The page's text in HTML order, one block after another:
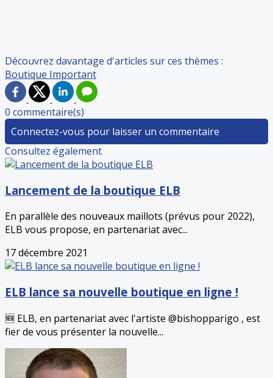
Découvrez davantage d'articles sur ces thèmes :
Boutique Important
0 commentaire(s)
Connectez-vous pour laisser un commentaire
Consultez également
Lancement de la boutique ELB
En parallèle des nouveaux maillots (prévus pour 2022),
ELB vous propose, en partenariat avec...
17 décembre 2021
ELB lance sa nouvelle boutique en ligne !
🆕 ELB, en partenariat avec l'artiste @bishopparigo , est
fier de vous présenter la nouvelle...